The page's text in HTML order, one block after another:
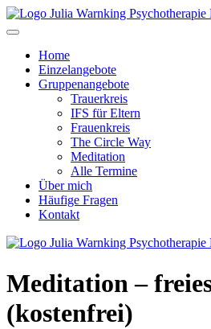
Zum
Inhalt
Home
Einzelangebote
Gruppenangebote
Trauerkreis
IFS für Eltern
Frauenkreis
The Circle Way
Meditation
Alle Termine
Über mich
Häufige Fragen
Kontakt
Meditation –
(kostenfrei)